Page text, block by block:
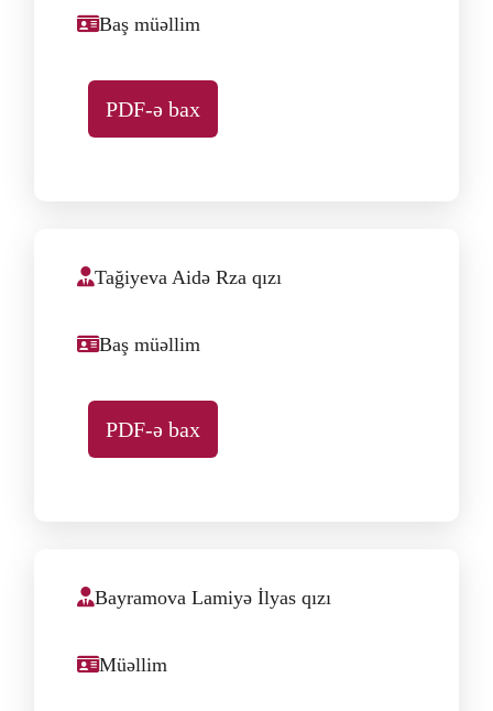
Baş müəllim
PDF-ə bax
Tağiyeva Aidə Rza qızı
Baş müəllim
PDF-ə bax
Bayramova Lamiyə İlyas qızı
Müəllim